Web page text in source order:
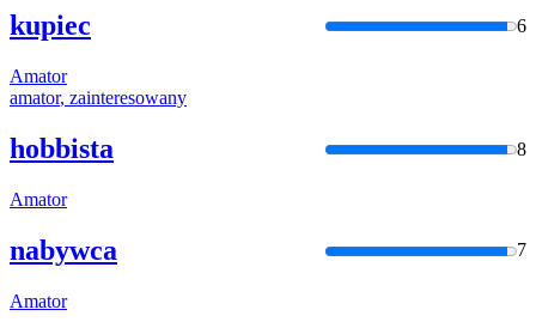
kupiec 6
Amator
amator, zainteresowany
hobbista 8
Amator
nabywca 7
Amator